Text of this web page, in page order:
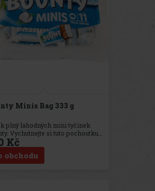
Minis Bag 333 g
plný lahodných mini tyčinek
Vychutnejte si tuto pochoutku
nebo rodinou - pro každého je
Kč
obchodu